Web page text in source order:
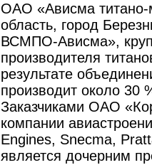
ОАО «Ависма титано-
область, город
ВСМПО-Ависма»,
производителя
результате
производит около 30
Заказчиками ОАО
компании
Engines, Snecma,
является дочерним